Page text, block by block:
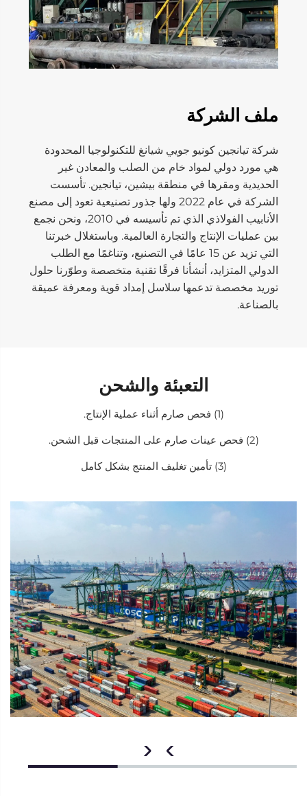
ملف الشركة
شركة تيانجين كونيو جويي شيانغ للتكنولوجيا المحدودة
هي مورد دولي لمواد خام من الصلب والمعادن غير
الحديدية ومقرها في منطقة بيشين، تيانجين. تأسست
الشركة في عام 2022 ولها جذور تصنيعية تعود إلى مصنع
الأنابيب الفولاذي الذي تم تأسيسه في 2010، ونحن نجمع
بين عمليات الإنتاج والتجارة العالمية. وباستغلال خبرتنا
التي تزيد عن 15 عامًا في التصنيع، وتناغمًا مع الطلب
الدولي المتزايد، أنشأنا فرقًا تقنية متخصصة وطوّرنا حلول
توريد مخصصة تدعمها سلاسل إمداد قوية ومعرفة عميقة
بالصناعة.
التعبئة والشحن
(1) فحص صارم أثناء عملية الإنتاج.
(2) فحص عينات صارم على المنتجات قبل الشحن.
(3) تأمين تغليف المنتج بشكل كامل